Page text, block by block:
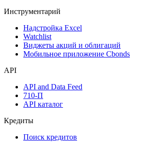
Инструментарий
Надстройка Excel
Watchlist
Виджеты акций и облигаций
Мобильное приложение Cbonds
API
API and Data Feed
710-П
API каталог
Кредиты
Поиск кредитов